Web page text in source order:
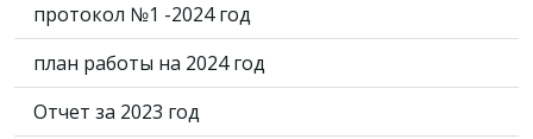
протокол №1 -2024 год
план работы на 2024 год
Отчет за 2023 год